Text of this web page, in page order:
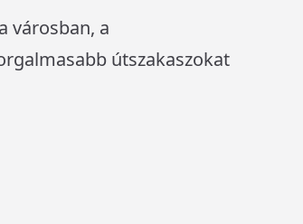
városban, a
útszakaszokat